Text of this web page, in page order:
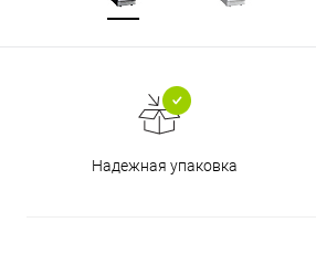
Надежная упаковка